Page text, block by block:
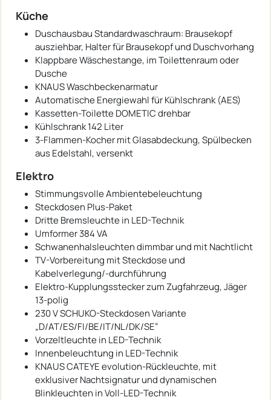
Küche
Duschausbau Standardwaschraum: Brausekopf
ausziehbar, Halter für Brausekopf und Duschvorhang
Klappbare Wäschestange, im Toilettenraum oder
Dusche
KNAUS Waschbeckenarmatur
Automatische Energiewahl für Kühlschrank (AES)
Kassetten-Toilette DOMETIC drehbar
Kühlschrank 142 Liter
3-Flammen-Kocher mit Glasabdeckung, Spülbecken
aus Edelstahl, versenkt
Elektro
Stimmungsvolle Ambientebeleuchtung
Steckdosen Plus-Paket
Dritte Bremsleuchte in LED-Technik
Umformer 384 VA
Schwanenhalsleuchten dimmbar und mit Nachtlicht
TV-Vorbereitung mit Steckdose und
Kabelverlegung/-durchführung
Elektro-Kupplungsstecker zum Zugfahrzeug, Jäger
13-polig
230 V SCHUKO-Steckdosen Variante
„D/AT/ES/FI/BE/IT/NL/DK/SE“
Vorzeltleuchte in LED-Technik
Innenbeleuchtung in LED-Technik
KNAUS CATEYE evolution-Rückleuchte, mit
exklusiver Nachtsignatur und dynamischen
Blinkleuchten in Voll-LED-Technik